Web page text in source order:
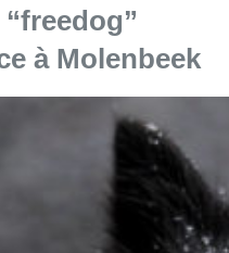
à Molenbeek